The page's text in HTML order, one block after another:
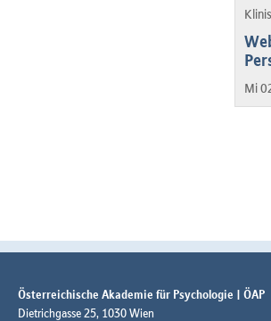
Mi
Österreichische Akademie für Psychologie | ÖAP
Dietrichgasse 25, 1030 Wien